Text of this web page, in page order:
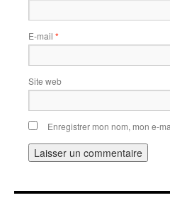
E-mail *
Site web
Enregistrer mon nom, mon e-